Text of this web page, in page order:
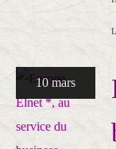
10 mars